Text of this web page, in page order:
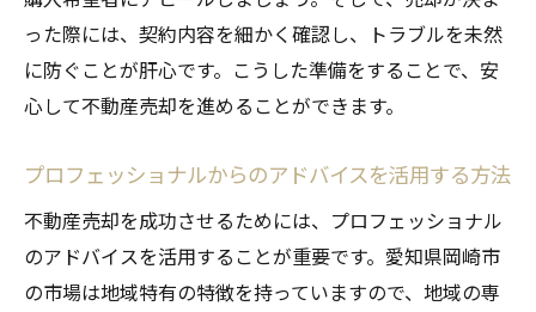
った際には、契約内容を細かく確認し、トラブルを未然
に防ぐことが肝心です。こうした準備をすることで、安
心して不動産売却を進めることができます。
プロフェッショナルからのアドバイスを活用する方法
不動産売却を成功させるためには、プロフェッショナル
のアドバイスを活用することが重要です。愛知県岡崎市
の市場は地域特有の特徴を持っていますので、地域の専